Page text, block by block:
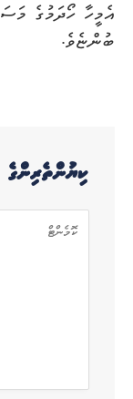
އެމީހާ ހޯދަމުގެ
ބުންޏެވެ.
ކިޔުންތެރިންގެ